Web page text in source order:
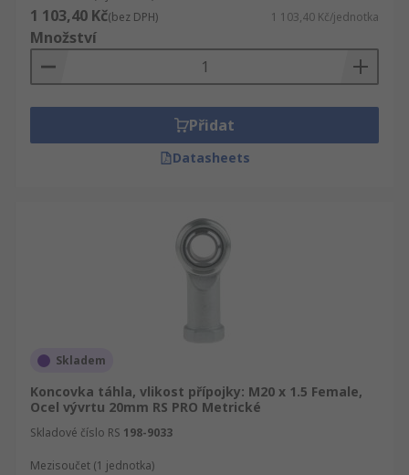
1 103,40 Kč(bez DPH) 1 103,40 Kč/jednotka
Množství
Přidat
Datasheets
Skladem
Koncovka táhla, vlikost přípojky: M20 x 1.5 Female,
Ocel vývrtu 20mm RS PRO Metrické
Skladové číslo RS 198-9033
Mezisoučet (1 jednotka)